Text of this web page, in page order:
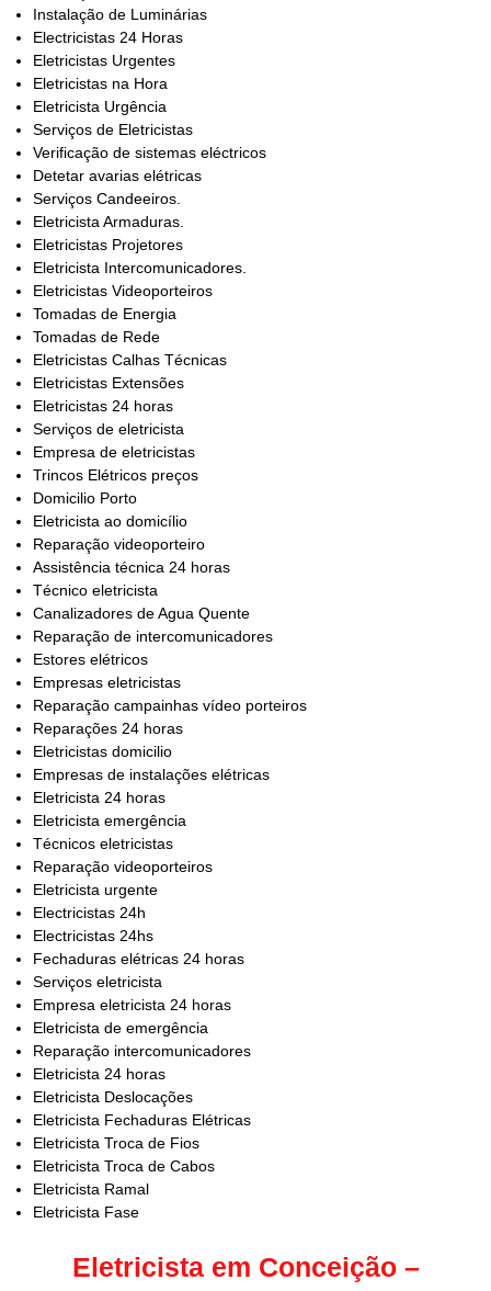
Instalação de Luminárias
Electricistas 24 Horas
Eletricistas Urgentes
Eletricistas na Hora
Eletricista Urgência
Serviços de Eletricistas
Verificação de sistemas eléctricos
Detetar avarias elétricas
Serviços Candeeiros.
Eletricista Armaduras.
Eletricistas Projetores
Eletricista Intercomunicadores.
Eletricistas Videoporteiros
Tomadas de Energia
Tomadas de Rede
Eletricistas Calhas Técnicas
Eletricistas Extensões
Eletricistas 24 horas
Serviços de eletricista
Empresa de eletricistas
Trincos Elétricos preços
Domicilio Porto
Eletricista ao domicílio
Reparação videoporteiro
Assistência técnica 24 horas
Técnico eletricista
Canalizadores de Agua Quente
Reparação de intercomunicadores
Estores elétricos
Empresas eletricistas
Reparação campainhas vídeo porteiros
Reparações 24 horas
Eletricistas domicilio
Empresas de instalações elétricas
Eletricista 24 horas
Eletricista emergência
Técnicos eletricistas
Reparação videoporteiros
Eletricista urgente
Electricistas 24h
Electricistas 24hs
Fechaduras elétricas 24 horas
Serviços eletricista
Empresa eletricista 24 horas
Eletricista de emergência
Reparação intercomunicadores
Eletricista 24 horas
Eletricista Deslocações
Eletricista Fechaduras Elétricas
Eletricista Troca de Fios
Eletricista Troca de Cabos
Eletricista Ramal
Eletricista Fase
Eletricista em Conceição –